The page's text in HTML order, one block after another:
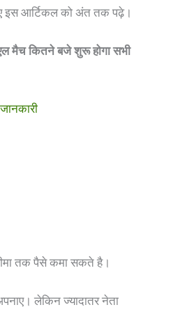
इस आर्टिकल को अंत तक पढ़े।
कितने बजे शुरू होगा सभी
तक पैसे कमा सकते है।
लेकिन ज्यादातर नेता